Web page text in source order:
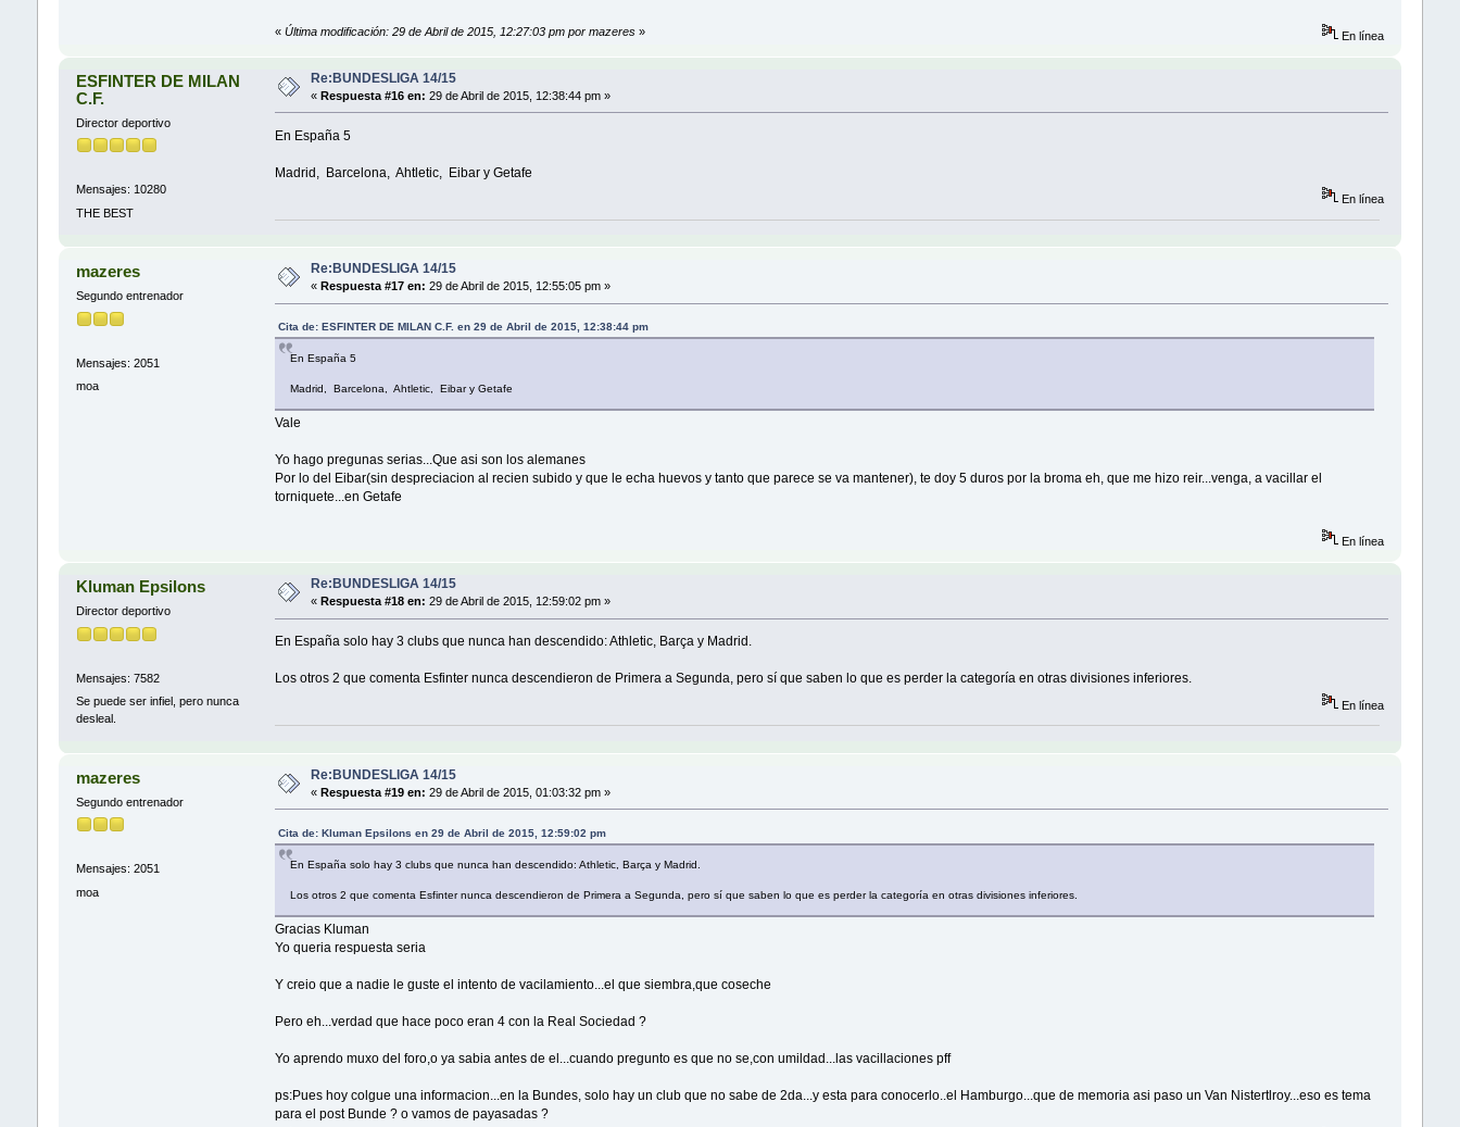
«Última modificación: 29 de Abril de 2015, 12:27:03 pm por mazeres » En línea
ESFINTER DE MILAN
C.F.
Director deportivo
Mensajes: 10280
THE BEST
Re:BUNDESLIGA 14/15
« Respuesta #16 en: 29 de Abril de 2015, 12:38:44 pm »
En España 5
Madrid, Barcelona, Ahtletic, Eibar y Getafe
En línea
mazeres
Segundo entrenador
Mensajes: 2051
moa
Re:BUNDESLIGA 14/15
« Respuesta #17 en: 29 de Abril de 2015, 12:55:05 pm »
Cita de: ESFINTER DE MILAN C.F. en 29 de Abril de 2015, 12:38:44 pm
En España 5
Madrid, Barcelona, Ahtletic, Eibar y Getafe
Vale
Yo hago pregunas serias...Que asi son los alemanes
Por lo del Eibar(sin despreciacion al recien subido y que le echa huevos y tanto que parece se va mantener), te doy 5 duros por la broma eh, que me hizo reir...venga, a vacillar el
torniquete...en Getafe
En línea
Kluman Epsilons
Director deportivo
Mensajes: 7582
Se puede ser infiel, pero nunca
desleal.
Re:BUNDESLIGA 14/15
« Respuesta #18 en: 29 de Abril de 2015, 12:59:02 pm »
En España solo hay 3 clubs que nunca han descendido: Athletic, Barça y Madrid.
Los otros 2 que comenta Esfinter nunca descendieron de Primera a Segunda, pero sí que saben lo que es perder la categoría en otras divisiones inferiores.
En línea
mazeres
Segundo entrenador
Mensajes: 2051
moa
Re:BUNDESLIGA 14/15
« Respuesta #19 en: 29 de Abril de 2015, 01:03:32 pm »
Cita de: Kluman Epsilons en 29 de Abril de 2015, 12:59:02 pm
En España solo hay 3 clubs que nunca han descendido: Athletic, Barça y Madrid.
Los otros 2 que comenta Esfinter nunca descendieron de Primera a Segunda, pero sí que saben lo que es perder la categoría en otras divisiones inferiores.
Gracias Kluman
Yo queria respuesta seria
Y creio que a nadie le guste el intento de vacilamiento...el que siembra,que coseche
Pero eh...verdad que hace poco eran 4 con la Real Sociedad ?
Yo aprendo muxo del foro,o ya sabia antes de el...cuando pregunto es que no se,con umildad...las vacillaciones pff
ps:Pues hoy colgue una informacion...en la Bundes, solo hay un club que no sabe de 2da...y esta para conocerlo..el Hamburgo...que de memoria asi paso un Van Nistertlroy...eso es tema
para el post Bunde ? o vamos de payasadas ?